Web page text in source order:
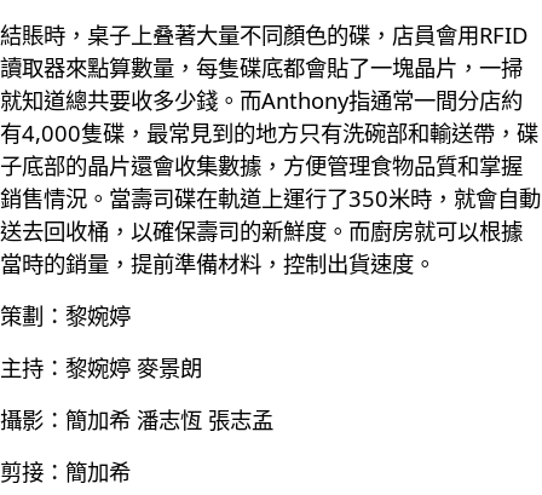
結賬時，桌子上叠著大量不同顏色的碟，店員會用RFID
讀取器來點算數量，每隻碟底都會貼了一塊晶片，一掃
就知道總共要收多少錢。而Anthony指通常一間分店約
有4,000隻碟，最常見到的地方只有洗碗部和輸送帶，碟
子底部的晶片還會收集數據，方便管理食物品質和掌握
銷售情況。當壽司碟在軌道上運行了350米時，就會自動
送去回收桶，以確保壽司的新鮮度。而廚房就可以根據
當時的銷量，提前準備材料，控制出貨速度。
策劃：黎婉婷
主持：黎婉婷 麥景朗
攝影：簡加希 潘志恆 張志孟
剪接：簡加希